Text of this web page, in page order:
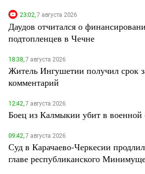
23:02,7 августа 2026
Даудов отчитался о
подтопленцев в Чечне
18:38,7 августа 2026
Житель Ингушетии получил срок
комментарий
12:42,7 августа 2026
Боец из Калмыкии убит в военной
09:42,7 августа 2026
Суд в Карачаево-Черкесии
главе республиканского